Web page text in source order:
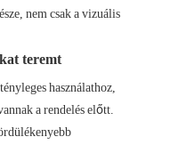
nem csak a vizuális
teremt
használathoz,
a rendelés előtt.